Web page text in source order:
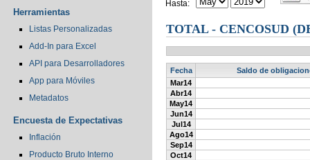
Herramientas
Listas Personalizadas
Add-In para Excel
API para Desarrolladores
App para Móviles
Metadatos
Encuesta de Expectativas
Inflación
Producto Bruto Interno
Hasta:
TOTAL - CENCOSUD
Fecha
Saldo de
Mar14
Abr14
May14
Jun14
Jul14
Ago14
Sep14
Oct14